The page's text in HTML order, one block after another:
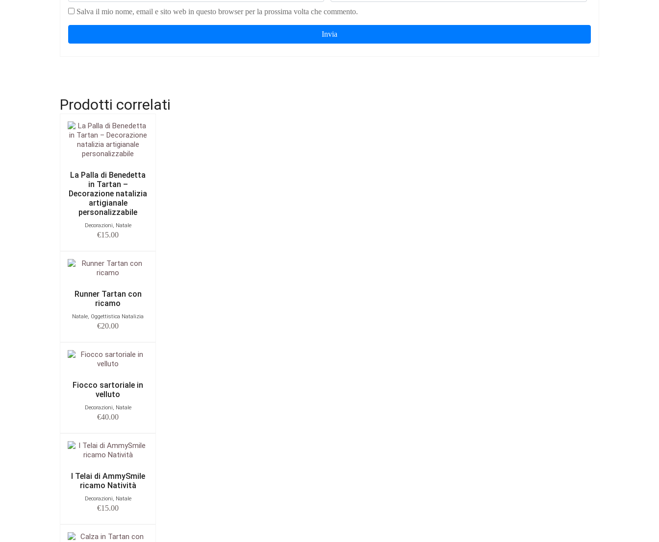
Salva il mio nome, email e sito web in questo browser per la prossima volta che commento.
Prodotti correlati
La Palla di Benedetta
in Tartan –
Decorazione natalizia
artigianale
personalizzabile
Decorazioni, Natale
€15.00
Runner Tartan con
ricamo
Natale, Oggettistica Natalizia
€20.00
Fiocco sartoriale in
velluto
Decorazioni, Natale
€40.00
I Telai di AmmySmile
ricamo Natività
Decorazioni, Natale
€15.00